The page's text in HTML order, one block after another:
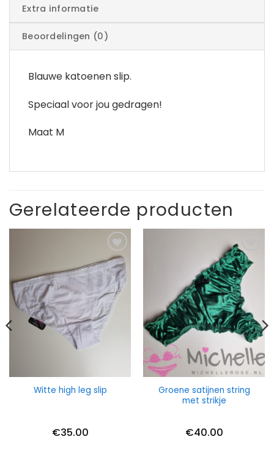
Extra informatie
Beoordelingen (0)
Blauwe katoenen slip.
Speciaal voor jou gedragen!
Maat M
Gerelateerde producten
Witte high leg slip
€35.00
Groene satijnen string
met strikje
€40.00